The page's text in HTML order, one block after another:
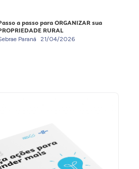
a passo para ORGANIZAR sua
RURAL
Paraná 21/04/2026